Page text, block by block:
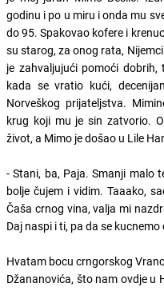
godinu i po u miru i onda mu
do 95. Spakovao kofere i
su starog, za onog rata,
je zahvaljujući pomoći
kada se vratio kući,
Norveškog prijateljstva.
krug koji mu je sin zatvorio.
život, a Mimo je došao u Lile
- Stani, ba, Paja. Smanji malo
bolje čujem i vidim. Taaako,
Čaša crnog vina, valja mi
Daj naspi i ti, pa da se
Hvatam bocu crngorskog
Džananovića, što nam ovdje u